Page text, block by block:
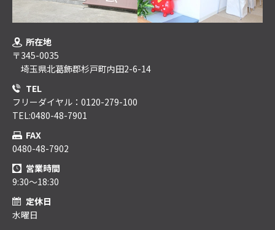
所在地
〒345-0035
埼玉県北葛飾郡杉戸町内田2-6-14
TEL
フリーダイヤル：0120-279-100
TEL:0480-48-7901
FAX
0480-48-7902
営業時間
9:30～18:30
定休日
水曜日